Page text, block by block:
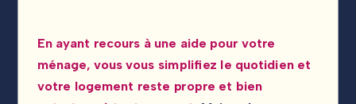
En ayant recours à une aide pour votre
ménage, vous vous simplifiez le quotidien et
votre logement reste propre et bien